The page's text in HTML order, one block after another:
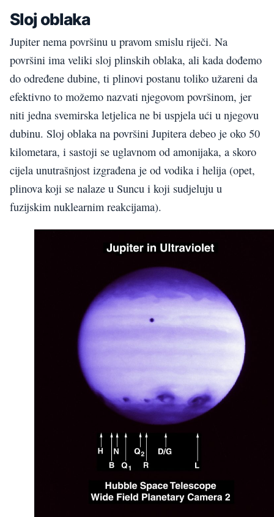
Sloj oblaka
Jupiter nema površinu u pravom smislu riječi. Na
površini ima veliki sloj plinskih oblaka, ali kada dođemo
do određene dubine, ti plinovi postanu toliko užareni da
efektivno to možemo nazvati njegovom površinom, jer
niti jedna svemirska letjelica ne bi uspjela ući u njegovu
dubinu. Sloj oblaka na površini Jupitera debeo je oko 50
kilometara, i sastoji se uglavnom od amonijaka, a skoro
cijela unutrašnjost izgrađena je od vodika i helija (opet,
plinova koji se nalaze u Suncu i koji sudjeluju u
fuzijskim nuklearnim reakcijama).